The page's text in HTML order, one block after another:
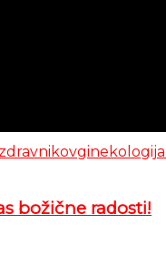
ginekologija
božične radosti!